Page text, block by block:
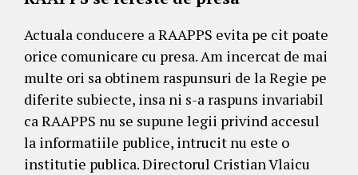
Actuala conducere a RAAPPS evita pe cit poate
orice comunicare cu presa. Am incercat de mai
multe ori sa obtinem raspunsuri de la Regie pe
diferite subiecte, insa ni s-a raspuns invariabil
ca RAAPPS nu se supune legii privind accesul
la informatiile publice, intrucit nu este o
institutie publica. Directorul Cristian Vlaicu